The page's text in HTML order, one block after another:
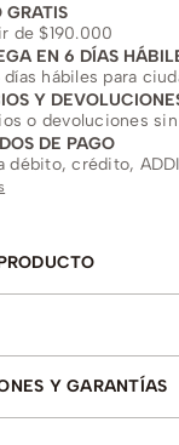
GRATIS
de $190.000
EN 6 DÍAS
días hábiles para
Y
o devoluciones
DE PAGO
débito, crédito,
Y GARANTÍAS